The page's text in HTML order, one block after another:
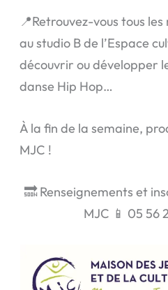
📍Retrouvez-vous tous
au studio B de l’Espace
découvrir ou développer
danse Hip Hop…
À la fin de la semaine,
MJC !
🔜 Renseignements et
MJC 📱 05 56